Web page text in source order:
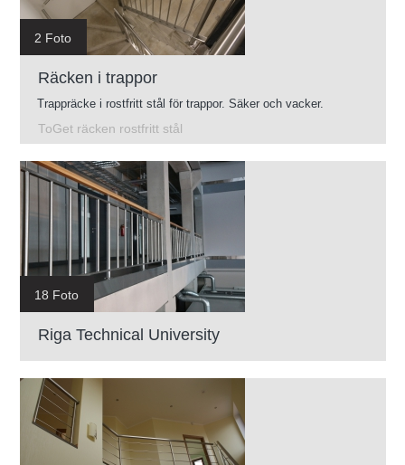
2 Foto
Räcken i trappor
Trappräcke i rostfritt stål för trappor. Säker och vacker.
ToGet räcken rostfritt stål
18 Foto
Riga Technical University